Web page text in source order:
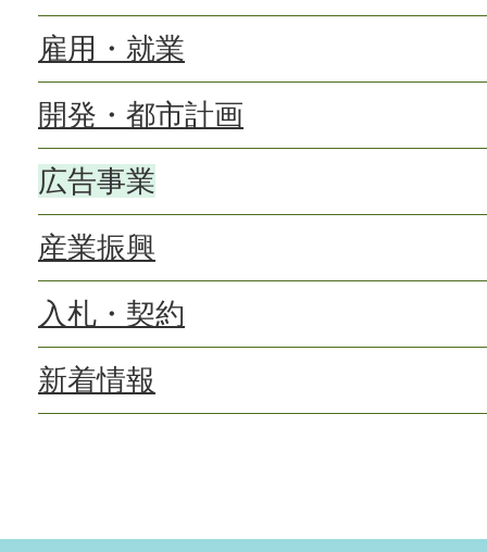
雇用・就業
開発・都市計画
広告事業
産業振興
入札・契約
新着情報